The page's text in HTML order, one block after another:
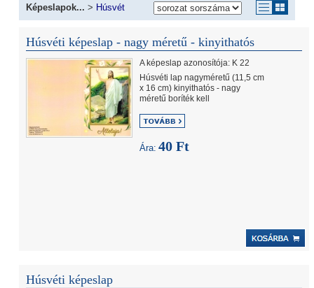
Képeslapok... > Húsvét
Húsvéti képeslap - nagy méretű - kinyithatós
A képeslap azonosítója: K 22
Húsvéti lap nagyméretű (11,5 cm
x 16 cm) kinyithatós - nagy
méretű boríték kell
Ára: 40 Ft
Húsvéti képeslap